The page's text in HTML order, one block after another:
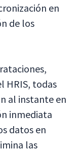
en
de los
HRIS, todas
al instante en
inmediata
datos en
las